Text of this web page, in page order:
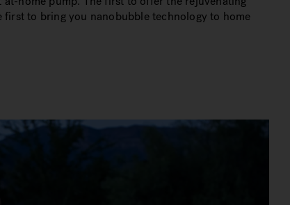
to bring you nanobubble technology to home